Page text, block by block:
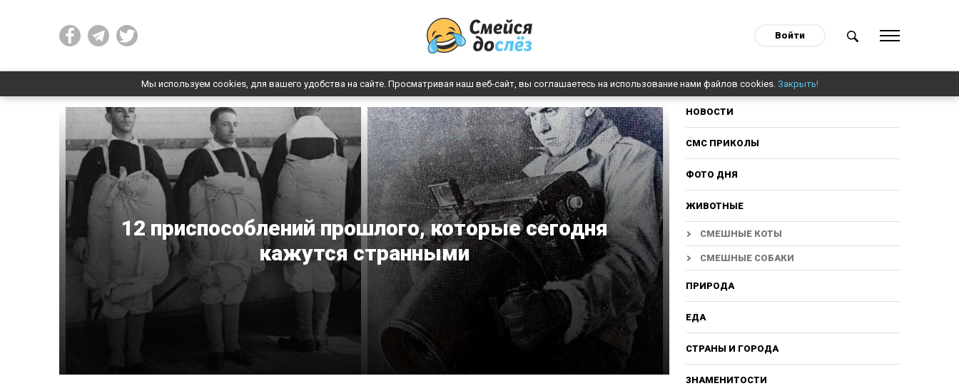
Войти
Мы используем cookies, для вашего удобства на сайте. Просматривая наш веб-сайт, вы соглашаетесь на использование нами файлов cookies. Закрыть!
12 приспособлений прошлого, которые сегодня
кажутся странными
НОВОСТИ
СМС ПРИКОЛЫ
ФОТО ДНЯ
ЖИВОТНЫЕ
СМЕШНЫЕ КОТЫ
СМЕШНЫЕ СОБАКИ
ПРИРОДА
ЕДА
СТРАНЫ И ГОРОДА
ЗНАМЕНИТОСТИ